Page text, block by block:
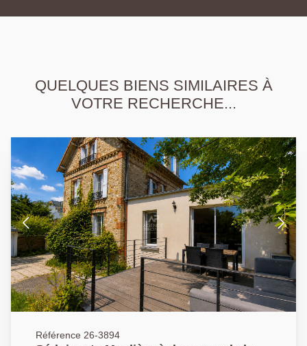
QUELQUES BIENS SIMILAIRES À
VOTRE RECHERCHE...
Référence 26-3894